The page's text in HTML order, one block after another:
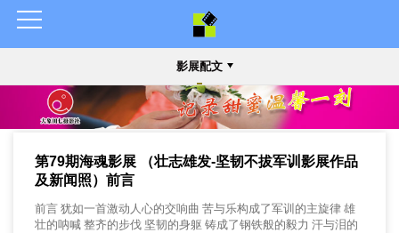
影展配文
第79期海魂影展 （壮志雄发-坚韧不拔军训影展作品
及新闻照）前言
前言 犹如一首激动人心的交响曲 苦与乐构成了军训的主旋律 雄
壮的呐喊 整齐的步伐 坚韧的身躯 铸成了钢铁般的毅力 汗与泪的